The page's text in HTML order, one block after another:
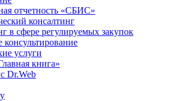
отчетность «СБИС»
консалтинг
в сфере регулируемых закупок
консультирование
услуги
книга»
Dr.Web